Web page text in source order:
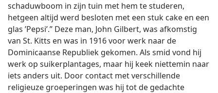
schaduwboom in zijn tuin met hem te studeren,
hetgeen altijd werd besloten met een stuk cake en een
glas ’Pepsi’.” Deze man, John Gilbert, was afkomstig
van St. Kitts en was in 1916 voor werk naar de
Dominicaanse Republiek gekomen. Als smid vond hij
werk op suikerplantages, maar hij keek niettemin naar
iets anders uit. Door contact met verschillende
religieuze groeperingen was hij tot de gedachte